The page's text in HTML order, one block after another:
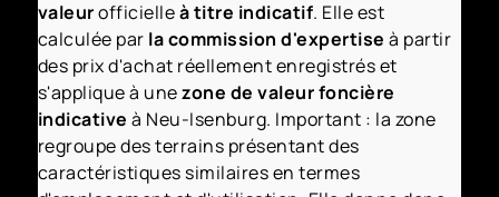
valeurofficielleà titre indicatif. Elle est
calculée par la commission d'expertise à partir
des prix d'achat réellement enregistrés et
s'applique à unezone de valeur foncière
indicative à Neu-Isenburg. Important : la zone
regroupe des terrains présentant des
caractéristiques similaires en termes